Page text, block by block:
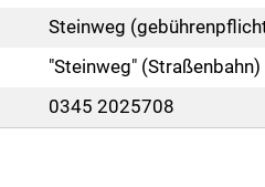
Steinweg
"Steinweg" (Straßenbahn)
0345 2025708